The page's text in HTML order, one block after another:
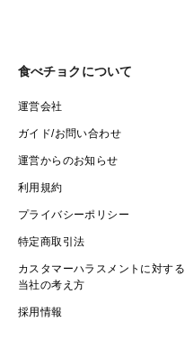
食べチョクについて
運営会社
ガイド/お問い合わせ
運営からのお知らせ
利用規約
プライバシーポリシー
特定商取引法
カスタマーハラスメントに対する
当社の考え方
採用情報